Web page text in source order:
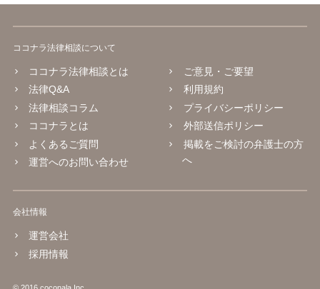
ココナラ法律相談について
ココナラ法律相談とは
法律Q&A
法律相談コラム
ココナラとは
よくあるご質問
運営へのお問い合わせ
ご意見・ご要望
利用規約
プライバシーポリシー
外部送信ポリシー
掲載をご検討の弁護士の方
へ
会社情報
運営会社
採用情報